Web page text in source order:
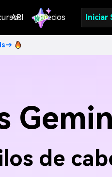
API Precios Iniciar
de